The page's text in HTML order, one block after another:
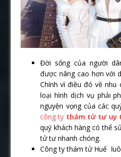
Đời sống của người
được nâng cao hơn với
Chính vì điều đó về nhu
loại hình dịch vụ phải
nguyện vọng của các
công ty thám tử tư uy
quý khách hàng có thể
tử tư nhanh chóng.
Công ty thám tử Huế